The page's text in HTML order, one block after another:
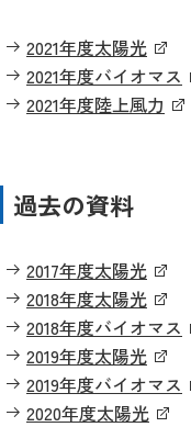
2021年度太陽光
2021年度バイオマス
2021年度陸上風力
過去の資料
2017年度太陽光
2018年度太陽光
2018年度バイオマス
2019年度太陽光
2019年度バイオマス
2020年度太陽光